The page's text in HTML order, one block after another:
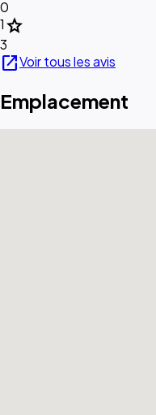
0
1star
3
open_in_newVoir tous les avis
Emplacement